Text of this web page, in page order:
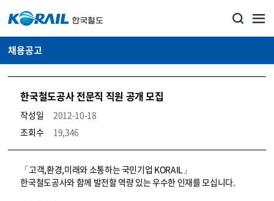
채용공고
한국철도공사 전문직 직원 공개 모집
작성일
2012-10-18
조회수
19,346
코레일소개_경영공시_채용공고 상세보기 – 내용, 파일, 담당자 연락처로 구성
「고객,환경,미래와 소통하는 국민기업 KORAIL」
한국철도공사와 함께 발전할 역량 있는 우수한 인재를 모십니다.